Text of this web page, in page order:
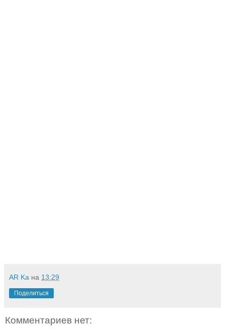
AR Ka на 13:29
Поделиться
Комментариев нет: